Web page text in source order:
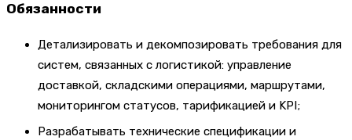
Обязанности
Детализировать и декомпозировать требования для
систем, связанных с логистикой: управление
доставкой, складскими операциями, маршрутами,
мониторингом статусов, тарификацией и KPI;
Разрабатывать технические спецификации и